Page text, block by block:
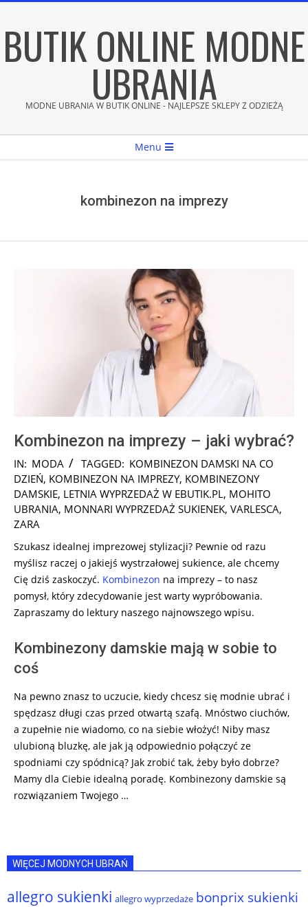
content
BUTIK ONLINE MODNE
UBRANIA
MODNE UBRANIA W BUTIK ONLINE - NAJLEPSZE SKLEPY Z ODZIEŻĄ
Menu
kombinezon na imprezy
Kombinezon na imprezy – jaki wybrać?
2025-
01-
20
IN: MODA TAGGED: KOMBINEZON DAMSKI NA CO
DZIEŃ, KOMBINEZON NA IMPREZY, KOMBINEZONY
DAMSKIE, LETNIA WYPRZEDAŻ W EBUTIK.PL, MOHITO
UBRANIA, MONNARI WYPRZEDAŻ SUKIENEK, VARLESCA,
ZARA
Szukasz idealnej imprezowej stylizacji? Pewnie od razu
myślisz raczej o jakiejś wystrzałowej sukience, ale chcemy
Cię dziś zaskoczyć. Kombinezon na imprezy – to nasz
pomysł, który zdecydowanie jest warty wypróbowania.
Zapraszamy do lektury naszego najnowszego wpisu.
Kombinezony damskie mają w sobie to
coś
Na pewno znasz to uczucie, kiedy chcesz się modnie ubrać i
spędzasz długi czas przed otwartą szafą. Mnóstwo ciuchów,
a zupełnie nie wiadomo, co na siebie włożyć! Niby masz
ulubioną bluzkę, ale jak ją odpowiednio połączyć ze
spodniami czy spódnicą? Jak zrobić tak, żeby było dobrze?
Mamy dla Ciebie idealną poradę. Kombinezony damskie są
rozwiązaniem Twojego …
WIĘCEJ MODNYCH UBRAŃ
allegro sukienki allegro wyprzedaże bonprix sukienki